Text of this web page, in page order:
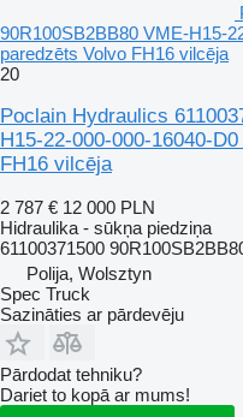
90R100SB2BB80 VME-H15-
paredzēts Volvo FH16 vilcēja
20
Poclain Hydraulics
H15-22-000-000-16040-
FH16 vilcēja
2 787 € 12 000 PLN
Hidraulika - sūkņa piedziņa
61100371500
Polija, Wolsztyn
Spec Truck
Sazināties ar pārdevēju
Pārdodat tehniku?
Dariet to kopā ar mums!